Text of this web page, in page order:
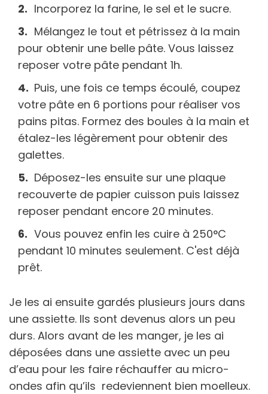
Incorporez la farine, le sel et le sucre.
Mélangez le tout et pétrissez à la main
pour obtenir une belle pâte. Vous laissez
reposer votre pâte pendant 1h.
Puis, une fois ce temps écoulé, coupez
votre pâte en 6 portions pour réaliser vos
pains pitas. Formez des boules à la main et
étalez-les légèrement pour obtenir des
galettes.
Déposez-les ensuite sur une plaque
recouverte de papier cuisson puis laissez
reposer pendant encore 20 minutes.
Vous pouvez enfin les cuire à 250°C
pendant 10 minutes seulement. C'est déjà
prêt.
Je les ai ensuite gardés plusieurs jours dans
une assiette. Ils sont devenus alors un peu
durs. Alors avant de les manger, je les ai
déposées dans une assiette avec un peu
d’eau pour les faire réchauffer au micro-
ondes afin qu’ils redeviennent bien moelleux.